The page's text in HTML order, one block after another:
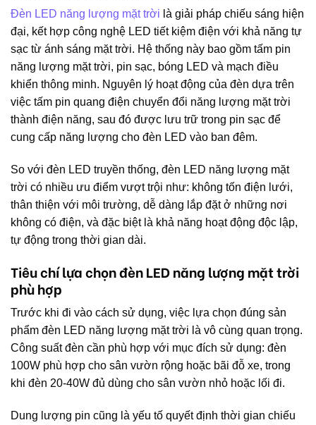
Đèn LED năng lượng mặt trời là giải pháp chiếu sáng hiện
đại, kết hợp công nghệ LED tiết kiệm điện với khả năng tự
sạc từ ánh sáng mặt trời. Hệ thống này bao gồm tấm pin
năng lượng mặt trời, pin sạc, bóng LED và mạch điều
khiển thông minh. Nguyên lý hoạt động của đèn dựa trên
việc tấm pin quang điện chuyển đổi năng lượng mặt trời
thành điện năng, sau đó được lưu trữ trong pin sạc để
cung cấp năng lượng cho đèn LED vào ban đêm.
So với đèn LED truyền thống, đèn LED năng lượng mặt
trời có nhiều ưu điểm vượt trội như: không tốn điện lưới,
thân thiện với môi trường, dễ dàng lắp đặt ở những nơi
không có điện, và đặc biệt là khả năng hoạt động độc lập,
tự động trong thời gian dài.
Tiêu chí lựa chọn đèn LED năng lượng mặt trời
phù hợp
Trước khi đi vào cách sử dụng, việc lựa chọn đúng sản
phẩm đèn LED năng lượng mặt trời là vô cùng quan trọng.
Công suất đèn cần phù hợp với mục đích sử dụng: đèn
100W phù hợp cho sân vườn rộng hoặc bãi đỗ xe, trong
khi đèn 20-40W đủ dùng cho sân vườn nhỏ hoặc lối đi.
Dung lượng pin cũng là yếu tố quyết định thời gian chiếu